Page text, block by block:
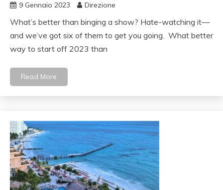
9 Gennaio 2023 Direzione
What’s better than binging a show? Hate-watching it—
and we’ve got six of them to get you going. What better
way to start off 2023 than
Read More